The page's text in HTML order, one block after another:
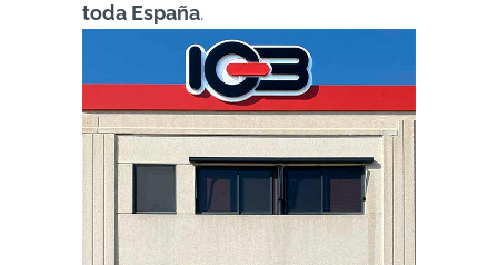
toda España.